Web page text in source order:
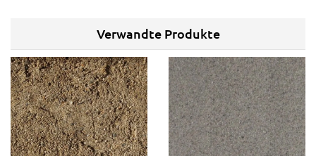
Verwandte Produkte